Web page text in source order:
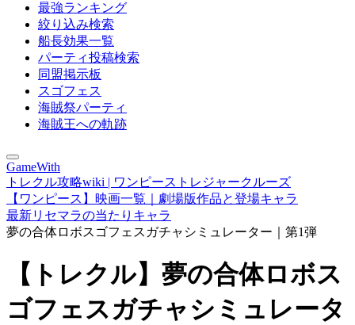
最強ランキング
絞り込み検索
船長効果一覧
パーティ投稿検索
同盟掲示板
スゴフェス
海賊祭パーティ
海賊王への軌跡
GameWith
トレクル攻略wiki | ワンピーストレジャークルーズ
【ワンピース】映画一覧｜劇場版作品と登場キャラ
最新リセマラの当たりキャラ
夢の合体ロボスゴフェスガチャシミュレーター｜第1弾
【トレクル】夢の合体ロボス
ゴフェスガチャシミュレータ